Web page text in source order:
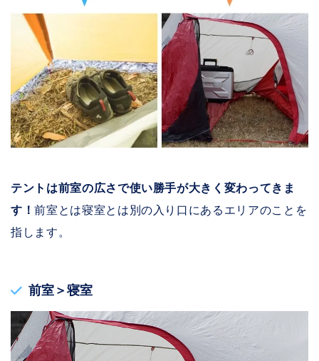
テントは前室の広さで使い勝手が大きく変わってきま
す！前室とは寝室とは別の入り口にあるエリアのことを
指します。
前室＞寝室